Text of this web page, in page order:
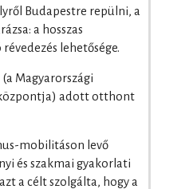
Budapestre repülni, a
a hosszas
lehetősége.
Magyarországi
adott otthont
mobilitáson levő
és szakmai gyakorlati
a célt szolgálta, hogy a